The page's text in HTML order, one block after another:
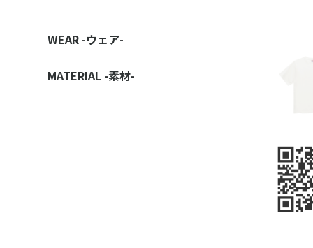
WEAR -ウェア-
TSHIRT -Tシャツ-
DRYSHIRT -ドライシャツ-
POLOSHIRT-ポロシャツ-
SHIRT -シャツ-
LONGSLEEVE -ロングスリーブ-
SWEAT -スウェット-
PARKER -パーカー-
OUTER -アウター-
MATERIAL -素材-